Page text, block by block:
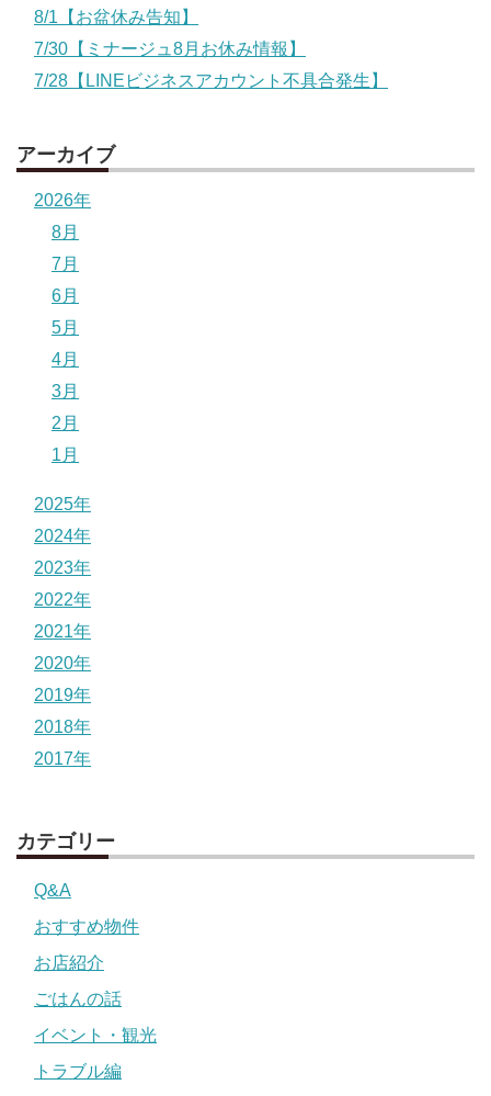
8/1【お盆休み告知】
7/30【ミナージュ8月お休み情報】
7/28【LINEビジネスアカウント不具合発生】
アーカイブ
2026年
8月
7月
6月
5月
4月
3月
2月
1月
2025年
2024年
2023年
2022年
2021年
2020年
2019年
2018年
2017年
カテゴリー
Q&A
おすすめ物件
お店紹介
ごはんの話
イベント・観光
トラブル編